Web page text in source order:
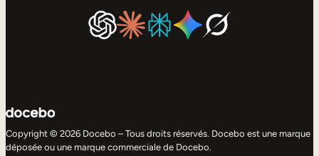
Copyright © 2026 Docebo – Tous droits réservés. Docebo est une marque
déposée ou une marque commerciale de Docebo.